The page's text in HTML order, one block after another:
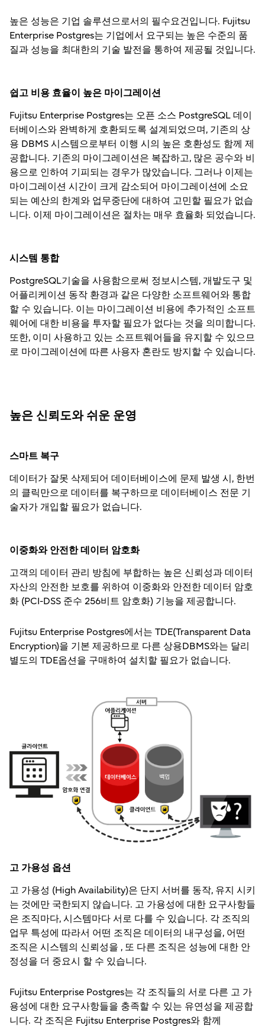
높은 성능은 기업 솔루션으로서의 필수요건입니다. Fujitsu
Enterprise Postgres는 기업에서 요구되는 높은 수준의 품
질과 성능을 최대한의 기술 발전을 통하여 제공될 것입니다.
쉽고 비용 효율이 높은 마이그레이션
Fujitsu Enterprise Postgres는 오픈 소스 PostgreSQL 데이
터베이스와 완벽하게 호환되도록 설계되었으며, 기존의 상
용 DBMS 시스템으로부터 이행 시의 높은 호환성도 함께 제
공합니다. 기존의 마이그레이션은 복잡하고, 많은 공수와 비
용으로 인하여 기피되는 경우가 많았습니다. 그러나 이제는
마이그레이션 시간이 크게 감소되어 마이그레이션에 소요
되는 예산의 한계와 업무중단에 대하여 고민할 필요가 없습
니다. 이제 마이그레이션은 절차는 매우 효율화 되었습니다.
시스템 통합
PostgreSQL기술을 사용함으로써 정보시스템, 개발도구 및
어플리케이션 동작 환경과 같은 다양한 소프트웨어와 통합
할 수 있습니다. 이는 마이그레이션 비용에 추가적인 소프트
웨어에 대한 비용을 투자할 필요가 없다는 것을 의미합니다.
또한, 이미 사용하고 있는 소프트웨어들을 유지할 수 있으므
로 마이그레이션에 따른 사용자 혼란도 방지할 수 있습니다.
높은 신뢰도와 쉬운 운영
스마트 복구
데이터가 잘못 삭제되어 데이터베이스에 문제 발생 시, 한번
의 클릭만으로 데이터를 복구하므로 데이터베이스 전문 기
술자가 개입할 필요가 없습니다.
이중화와 안전한 데이터 암호화
고객의 데이터 관리 방침에 부합하는 높은 신뢰성과 데이터
자산의 안전한 보호를 위하여 이중화와 안전한 데이터 암호
화 (PCI-DSS 준수 256비트 암호화) 기능을 제공합니다.
Fujitsu Enterprise Postgres에서는 TDE(Transparent Data
Encryption)을 기본 제공하므로 다른 상용DBMS와는 달리
별도의 TDE옵션을 구매하여 설치할 필요가 없습니다.
고 가용성 옵션
고 가용성 (High Availability)은 단지 서버를 동작, 유지 시키
는 것에만 국한되지 않습니다. 고 가용성에 대한 요구사항들
은 조직마다, 시스템마다 서로 다를 수 있습니다. 각 조직의
업무 특성에 따라서 어떤 조직은 데이터의 내구성을, 어떤
조직은 시스템의 신뢰성을 , 또 다른 조직은 성능에 대한 안
정성을 더 중요시 할 수 있습니다.
Fujitsu Enterprise Postgres는 각 조직들의 서로 다른 고 가
용성에 대한 요구사항들을 충족할 수 있는 유연성을 제공합
니다. 각 조직은 Fujitsu Enterprise Postgres와 함께